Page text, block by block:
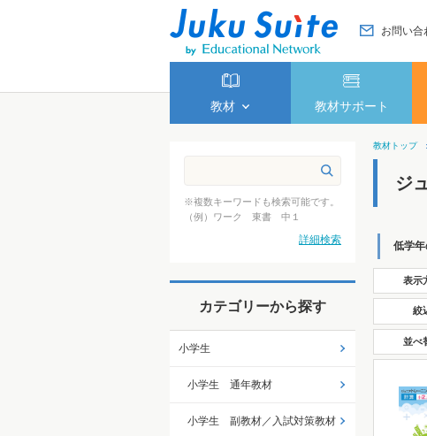
お問い合
教材 教材サポート
教材トップ
ジ
低学
表示
絞
並べ
※複数キーワードも検索可能です。
（例）ワーク 東書 中１
詳細検索
カテゴリーから探す
小学生
小学生 通年教材
小学生 副教材／入試対策教材